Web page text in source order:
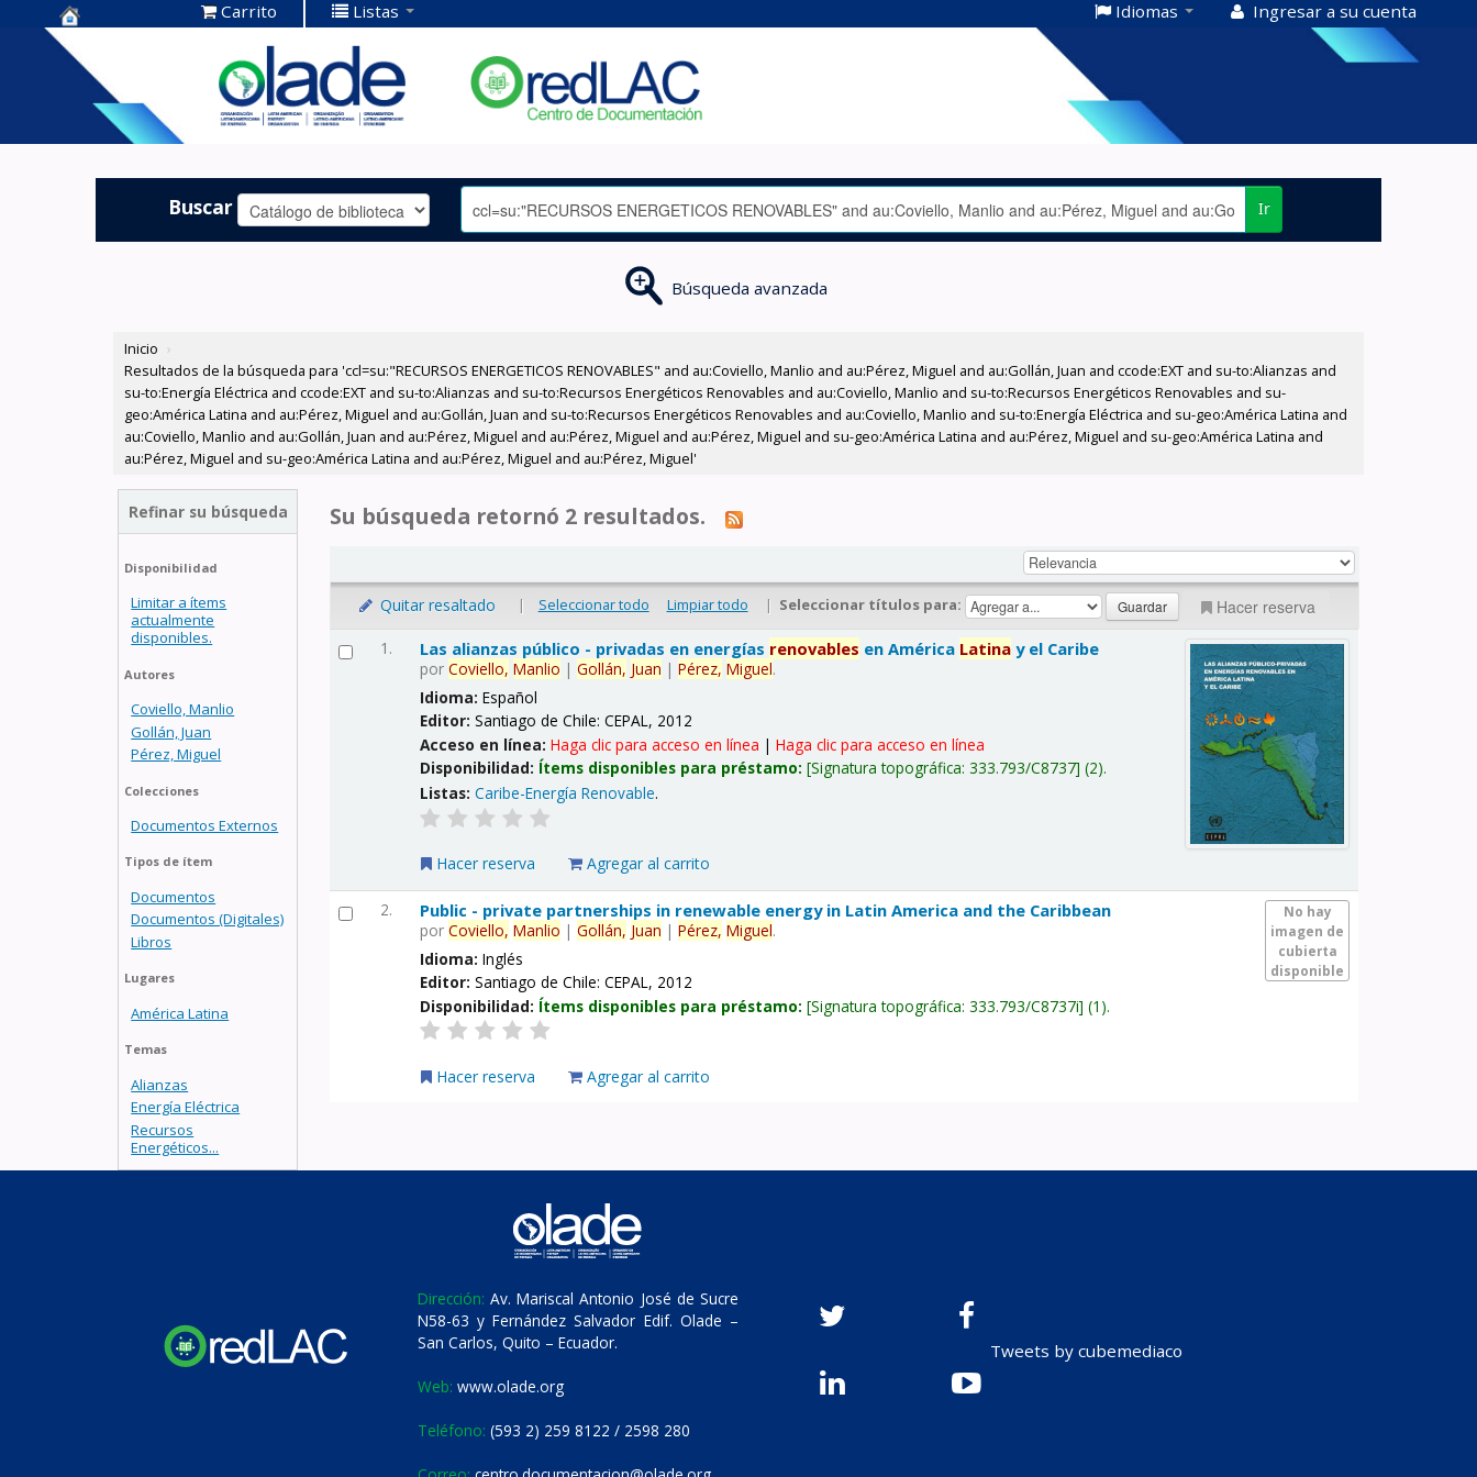
Centro de
Documentación
OLADE -
Carrito Listas Idiomas Ingresar a su cuenta
Buscar Ir
Búsqueda avanzada
Inicio ›
Resultados de la búsqueda para 'ccl=su:"RECURSOS ENERGETICOS RENOVABLES" and au:Coviello, Manlio and au:Pérez, Miguel and au:Gollán, Juan and ccode:EXT and su-to:Alianzas and
su-to:Energía Eléctrica and ccode:EXT and su-to:Alianzas and su-to:Recursos Energéticos Renovables and au:Coviello, Manlio and su-to:Recursos Energéticos Renovables and su-
geo:América Latina and au:Pérez, Miguel and au:Gollán, Juan and su-to:Recursos Energéticos Renovables and au:Coviello, Manlio and su-to:Energía Eléctrica and su-geo:América Latina and
au:Coviello, Manlio and au:Gollán, Juan and au:Pérez, Miguel and au:Pérez, Miguel and au:Pérez, Miguel and su-geo:América Latina and au:Pérez, Miguel and su-geo:América Latina and
au:Pérez, Miguel and su-geo:América Latina and au:Pérez, Miguel and au:Pérez, Miguel'
Refinar su búsqueda
Disponibilidad
Limitar a ítems
actualmente
disponibles.
Autores
Coviello, Manlio
Gollán, Juan
Pérez, Miguel
Colecciones
Documentos Externos
Tipos de ítem
Documentos
Documentos (Digitales)
Libros
Lugares
América Latina
Temas
Alianzas
Energía Eléctrica
Recursos
Energéticos...
Su búsqueda retornó 2 resultados.
Quitar resaltado | Seleccionar todo Limpiar todo | Seleccionar títulos para: Hacer reserva
1. Las alianzas público - privadas en energías renovables en América Latina y el Caribe
porCoviello, Manlio |Gollán, Juan |Pérez, Miguel.
Idioma:Español
Editor:Santiago de Chile: CEPAL, 2012
Acceso en línea:Haga clic para acceso en línea |Haga clic para acceso en línea
Disponibilidad: Ítems disponibles para préstamo: Signatura topográfica:333.793/C8737 (2).
Listas: Caribe-Energía Renovable.
Hacer reserva Agregar al carrito
2.
No hay
imagen de
cubierta
disponible
Public - private partnerships in renewable energy in Latin America and the Caribbean
porCoviello, Manlio |Gollán, Juan |Pérez, Miguel.
Idioma:Inglés
Editor:Santiago de Chile: CEPAL, 2012
Disponibilidad: Ítems disponibles para préstamo: Signatura topográfica:333.793/C8737i (1).
Hacer reserva Agregar al carrito
Dirección: Av. Mariscal Antonio José de Sucre
N58-63 y Fernández Salvador Edif. Olade –
San Carlos, Quito – Ecuador.
Web: www.olade.org
Teléfono: (593 2) 259 8122 / 2598 280
Tweets by cubemediaco